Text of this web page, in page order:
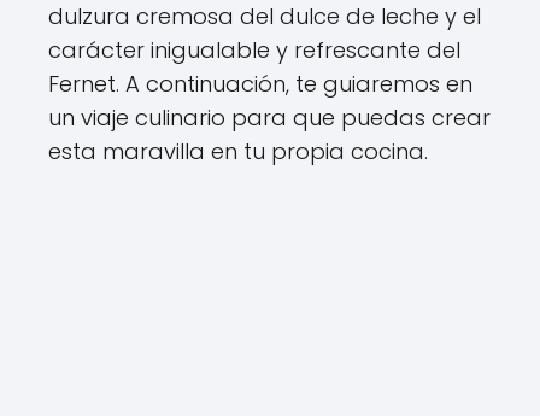
dulzura cremosa del dulce de leche y el
carácter inigualable y refrescante del
Fernet. A continuación, te guiaremos en
un viaje culinario para que puedas crear
esta maravilla en tu propia cocina.